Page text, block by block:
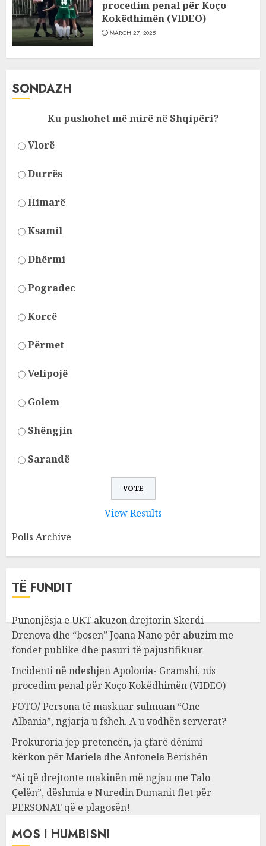
procedim penal për Koço
Kokëdhimën (VIDEO)
MARCH 27, 2025
SONDAZH
Ku pushohet më mirë në Shqipëri?
Vlorë
Durrës
Himarë
Ksamil
Dhërmi
Pogradec
Korcë
Përmet
Velipojë
Golem
Shëngjin
Sarandë
View Results
Polls Archive
TË FUNDIT
Punonjësja e UKT akuzon drejtorin Skerdi
Drenova dhe “bosen” Joana Nano për abuzim me
fondet publike dhe pasuri të pajustifikuar
Incidenti në ndeshjen Apolonia- Gramshi, nis
procedim penal për Koço Kokëdhimën (VIDEO)
FOTO/ Persona të maskuar sulmuan “One
Albania”, ngjarja u fsheh. A u vodhën serverat?
Prokuroria jep pretencën, ja çfarë dënimi
kërkon për Mariela dhe Antonela Berishën
“Ai që drejtonte makinën më ngjau me Talo
Çelën”, dëshmia e Nuredin Dumanit flet për
PERSONAT që e plagosën!
MOS I HUMBISNI